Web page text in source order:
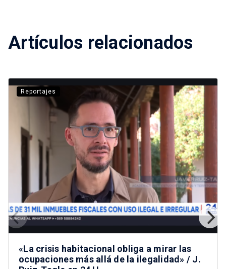
Artículos relacionados
Reportajes
«La crisis habitacional obliga a mirar las
ocupaciones más allá de la ilegalidad» / J.